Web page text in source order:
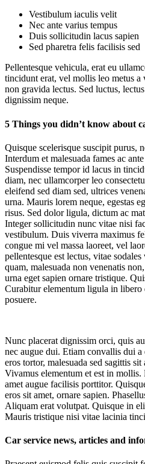
Vestibulum iaculis velit
Nec ante varius tempus
Duis sollicitudin lacus sapien
Sed pharetra felis facilisis sed
Pellentesque vehicula, erat eu
tincidunt erat, vel mollis leo metus a
non gravida lectus. Sed luctus,
dignissim neque.
5 Things you didn’t know about
Quisque scelerisque suscipit purus,
Interdum et malesuada fames ac
Suspendisse tempor id lacus in
diam, nec ullamcorper leo
eleifend sed diam sed, ultrices
urna. Mauris lorem neque, egestas
risus. Sed dolor ligula, dictum ac
Integer sollicitudin nunc vitae nisi
vestibulum. Duis viverra maximus
congue mi vel massa laoreet, vel
pellentesque est lectus, vitae
quam, malesuada non venenatis
urna eget sapien ornare tristique.
Curabitur elementum ligula in libero
posuere.
Nunc placerat dignissim orci, quis
nec augue dui. Etiam convallis dui
eros tortor, malesuada sed sagittis
Vivamus elementum et est in mollis.
amet augue facilisis porttitor.
eros sit amet, ornare sapien.
Aliquam erat volutpat. Quisque in
Mauris tristique nisi vitae lacinia
Car service news, articles and